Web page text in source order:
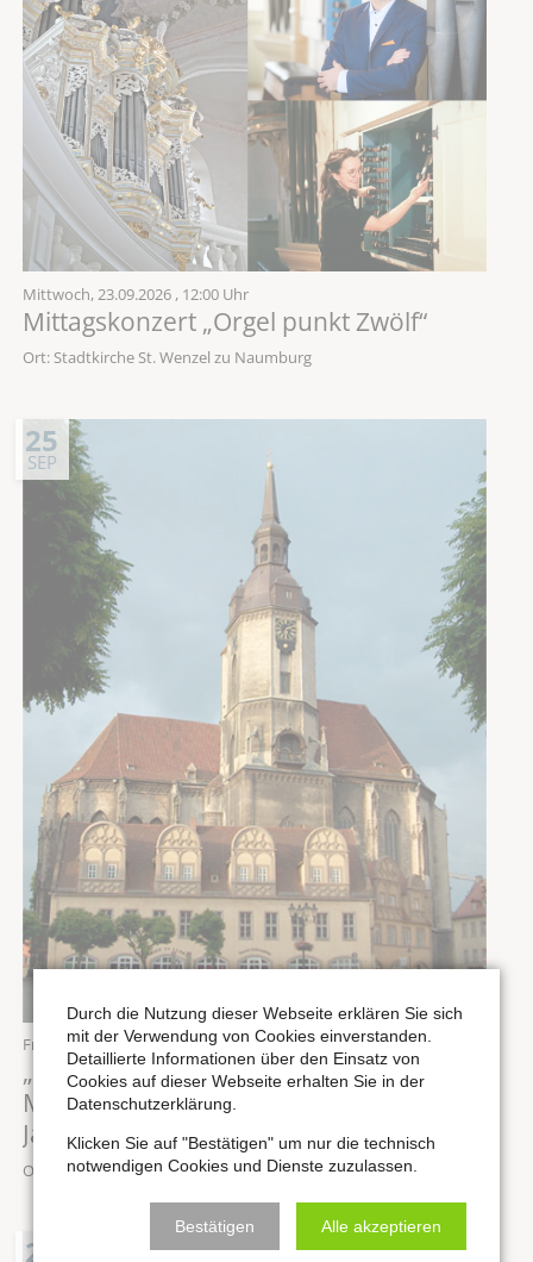
Mittwoch,23.09.2026 , 12:00 Uhr
Mittagskonzert „Orgel punkt Zwölf“
Ort: Stadtkirche St. Wenzel zu Naumburg
25
SEP
Freitag,25.09.2026, 19:30 Uhr
„Mit Psalmen und prächtigen Chören“ |
Mitteldeutsche Festmusiken des 18.
Jahrhundert
Ort: Stadtkirche St. Wenzel zu Naumburg
26
Durch die Nutzung dieser Webseite erklären Sie sich
mit der Verwendung von Cookies einverstanden.
Detaillierte Informationen über den Einsatz von
Cookies auf dieser Webseite erhalten Sie in der
Datenschutzerklärung.
Klicken Sie auf "Bestätigen" um nur die technisch
notwendigen Cookies und Dienste zuzulassen.
Bestätigen Alle akzeptieren